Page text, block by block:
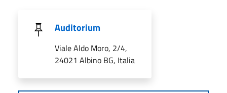
Auditorium
Viale Aldo Moro, 2/4,
24021 Albino BG, Italia